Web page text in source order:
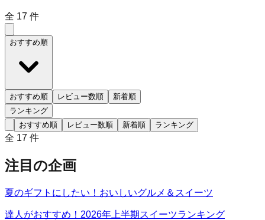
全 17 件
おすすめ順
おすすめ順 レビュー数順
新着順
ランキング
おすすめ順
レビュー数順 新着順 ランキング
全 17 件
注目の企画
夏のギフトにしたい！おいしいグルメ＆スイーツ
達人がおすすめ！2026年上半期スイーツランキング